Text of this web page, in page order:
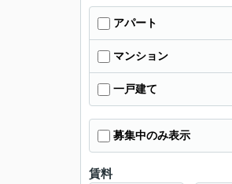
アパート
マンション
一戸建て
募集中のみ表示
賃料